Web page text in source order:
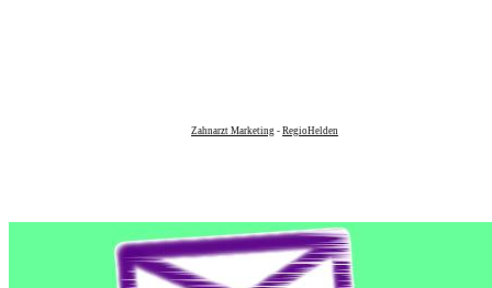
Zahnarzt Marketing - RegioHelden